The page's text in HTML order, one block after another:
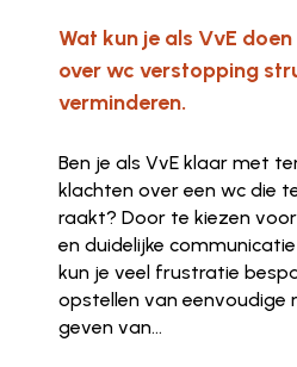
Wat kun je als VvE
over wc verstopping
verminderen.
Ben je als VvE klaar met
klachten over een wc die
raakt? Door te kiezen
en duidelijke
kun je veel frustratie
opstellen van eenvoudige
geven van...